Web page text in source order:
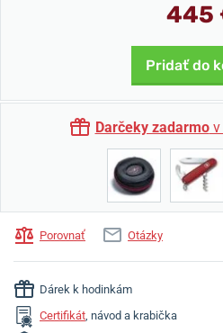
445
Pridať do
Darčeky zadarmov
Porovnať Otázky
Dárek k hodinkám
Certifikát, návod a krabička